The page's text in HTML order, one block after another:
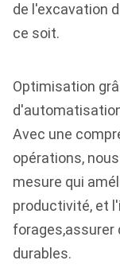
de l'excavation
ce soit.
Optimisation
Avec une
opérations,
mesure qui
productivité, et
forages,assurer
durables.